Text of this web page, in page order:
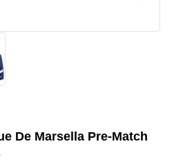
De Marsella Pre-Match